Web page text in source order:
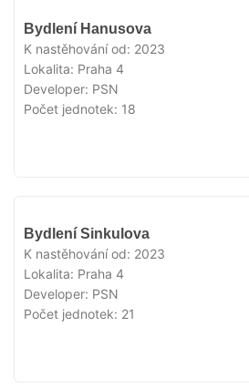
Bydlení Hanusova
K nastěhování od: 2023
Lokalita: Praha 4
Developer: PSN
Počet jednotek: 18
Bydlení Sinkulova
K nastěhování od: 2023
Lokalita: Praha 4
Developer: PSN
Počet jednotek: 21